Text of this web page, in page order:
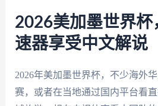
2026美加墨世界杯
速器享受中文解说
2026年美加墨世界杯，不少海外
赛，或者在当地通过国内平台看